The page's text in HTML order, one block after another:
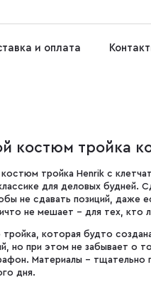
и оплата
костюм тройка
тройка Henrik с
для деловых будней.
не сдавать позиций, даже
не мешает - для тех, кто
тройка, которая будто
но при этом не забывает о
Материалы -
дня.